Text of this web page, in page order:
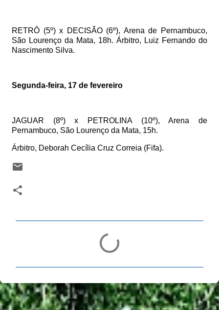
RETRÔ (5º) x DECISÃO (6º), Arena de Pernambuco,
São Lourenço da Mata, 18h. Árbitro, Luiz Fernando do
Nascimento Silva.
Segunda-feira, 17 de fevereiro
JAGUAR (8º) x PETROLINA (10º), Arena de
Pernambuco, São Lourenço da Mata, 15h.
Árbitro, Deborah Cecília Cruz Correia (Fifa).
n
t